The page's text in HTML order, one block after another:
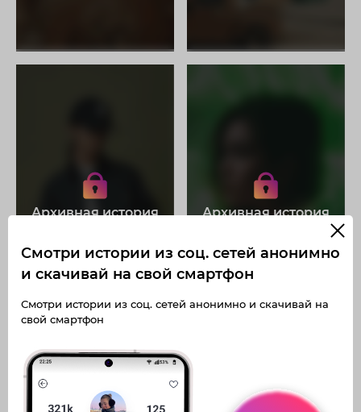
Архивная история
Получите доступ к архивным
историям arllettte
Не отвлекайтесь на рекламу
Загружайте истории без
Архивная история
Получите доступ к архивным
Получите доступ к архивным
историям arllettte
Не отвлекайтесь на рекламу
Загружайте истории без
Смотри истории из соц. сетей анонимно
и скачивай на свой смартфон
Смотри истории из соц. сетей анонимно и скачивай на
свой смартфон